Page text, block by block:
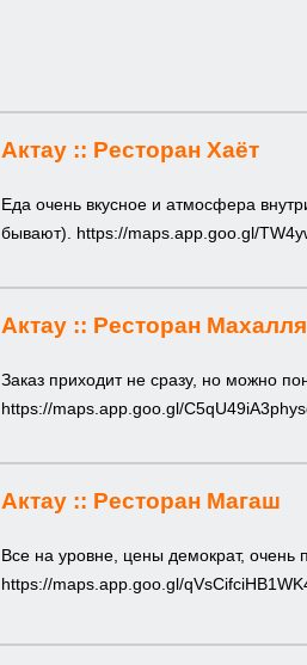
Актау :: Ресторан Хаёт
Еда очень вкусное и атмосфера
бывают). https://maps.app.goo.gl/
Актау :: Ресторан Махалля
Заказ приходит не сразу, но можно
https://maps.app.goo.gl/
Актау :: Ресторан Магаш
Все на уровне, цены демократ, очень
https://maps.app.goo.gl/